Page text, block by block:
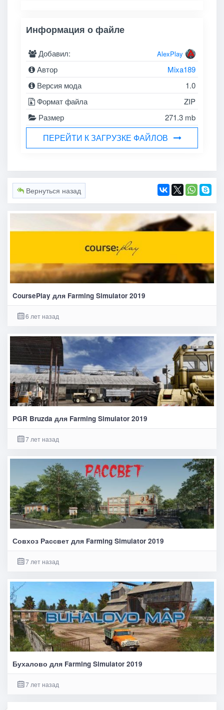
Информация о файле
Добавил: AlexPlay
Автор
Mixa189
Версия мода
1.0
Формат файла
ZIP
Размер
271.3 mb
ПЕРЕЙТИ К ЗАГРУЗКЕ ФАЙЛОВ
Вернуться назад
CoursePlay для Farming Simulator 2019
6 лет назад
PGR Bruzda для Farming Simulator 2019
7 лет назад
Совхоз Рассвет для Farming Simulator 2019
7 лет назад
Бухалово для Farming Simulator 2019
7 лет назад